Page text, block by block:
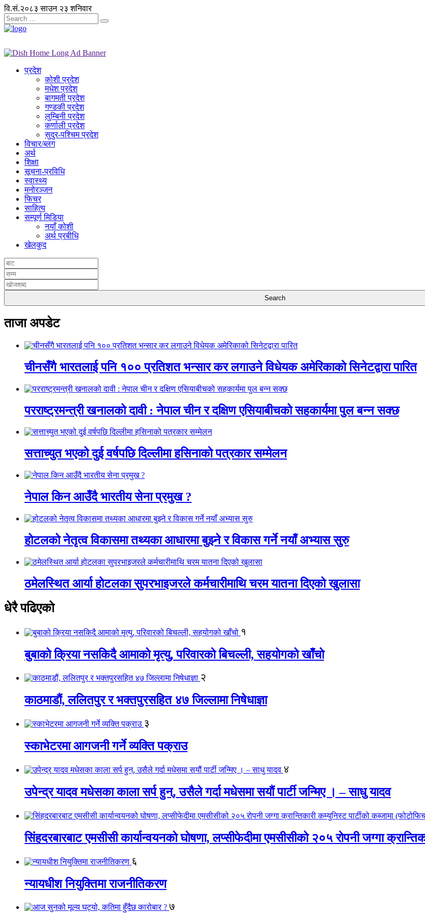
वि.सं.२०८३ साउन २३ शनिवार
प्रदेश
कोशी प्रदेश
मधेश प्रदेश
बागमती प्रदेश
गण्डकी प्रदेश
लुम्बिनी प्रदेश
कर्णाली प्रदेश
सुदुर-पश्चिम प्रदेश
विचार/ब्लग
अर्थ
शिक्षा
सूचना-प्रविधि
स्वास्थ्य
मनोरञ्जन
फिचर
साहित्य
सम्पूर्ण मिडिया
नयाँ कोशी
अर्थ प्रबीधि
खेलकुद
ताजा अपडेट
चीनसँगै भारतलाई पनि १०० प्रतिशत भन्सार कर लगाउने विधेयक अमेरिकाको सिनेटद्वारा पारित
परराष्ट्रमन्त्री खनालको दावी : नेपाल चीन र दक्षिण एसियाबीचको सहकार्यमा पुल बन्न सक्छ
सत्ताच्युत भएको दुई वर्षपछि दिल्लीमा हसिनाको पत्रकार सम्मेलन
नेपाल किन आउँदै भारतीय सेना प्रमुख ?
होटलको नेतृत्व विकासमा तथ्यका आधारमा बुझ्ने र विकास गर्ने नयाँ अभ्यास सुरु
ठमेलस्थित आर्या होटलका सुपरभाइजरले कर्मचारीमाथि चरम यातना दिएको खुलासा
धेरै पढिएको
१
बुबाको क्रिया नसकिदै आमाको मृत्यु, परिवारको बिचल्ली, सहयोगको खाँचो
२
काठमाडौं, ललितपुर र भक्तपुरसहित ४७ जिल्लामा निषेधाज्ञा
३
स्काभेटरमा आगजनी गर्ने व्यक्ति पक्राउ
४
उपेन्द्र यादव मधेसका काला सर्प हुन्, उसैले गर्दा मधेसमा सयौं पार्टी जन्मिए । – साधु यादव
सिंहदरबारबाट एमसीसी कार्यान्वयनको घोषणा, लप्सीफेदीमा एमसीसीको २०५ रोपनी जग्गा
६
न्यायधीश नियुक्तिमा राजनीतिकरण
७